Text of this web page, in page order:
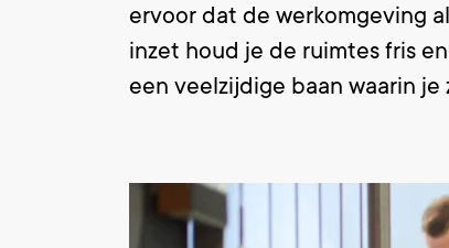
ervoor dat de werkomgeving
inzet houd je de ruimtes fris
een veelzijdige baan waarin